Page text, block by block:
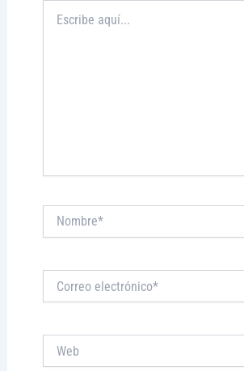
aquí...
electrónico*